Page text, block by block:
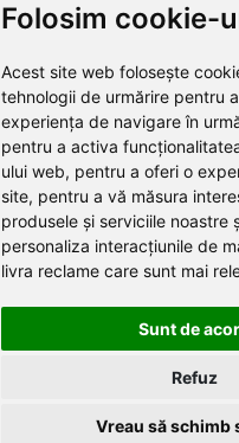
Folosim cookie-
Acest site web folosește
tehnologii de urmărire pentru
experiența de navigare în
pentru a activa
ului web, pentru a oferi o
site, pentru a vă măsura
produsele și serviciile noastre
personaliza interacțiunile de
livra reclame care sunt mai
Sunt de
Refuz
Vreau să schimb